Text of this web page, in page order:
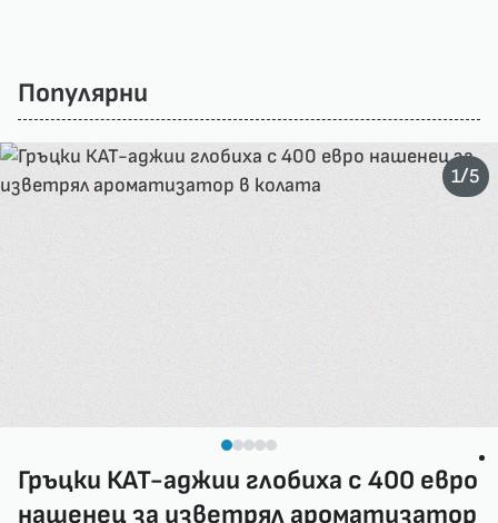
Популярни
Гръцки КАТ-аджии глобиха с 400 евро
нашенец за изветрял ароматизатор
1/5